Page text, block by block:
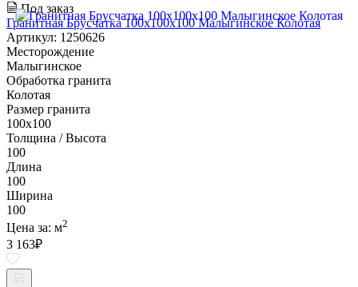
Под заказ
Гранитная Брусчатка 100х100x100 Малыгинское Колотая
Артикул: 1250626
Месторождение
Малыгинское
Обработка гранита
Колотая
Размер гранита
100х100
Толщина / Высота
100
Длина
100
Ширина
100
Цена за: м2
3 163₽